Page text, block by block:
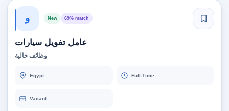
و New 69% match
عامل تفويل سيارات
وظائف خالية
Egypt Full-Time
Vacant